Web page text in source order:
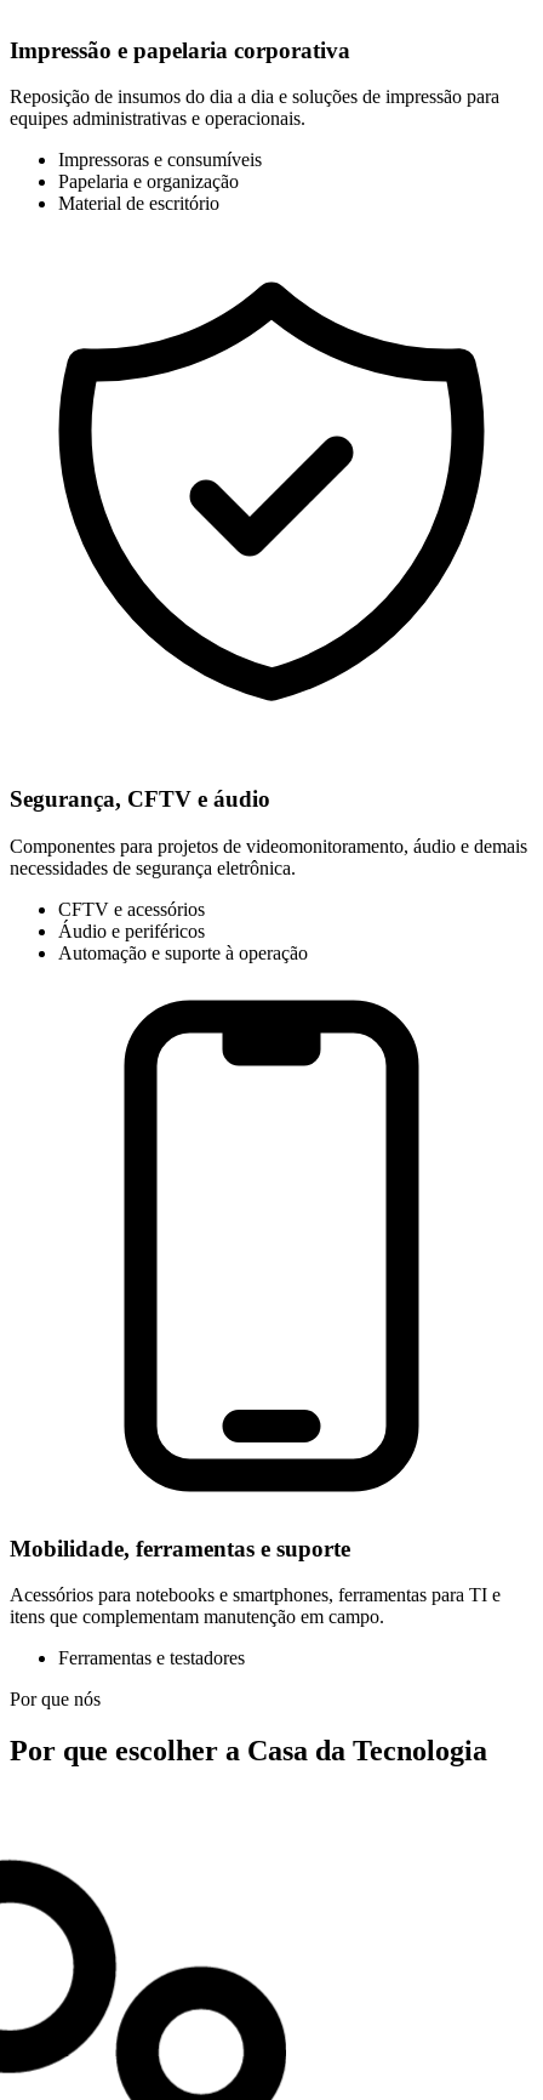
Impressão e papelaria corporativa
Reposição de insumos do dia a dia e soluções de impressão para
equipes administrativas e operacionais.
Impressoras e consumíveis
Papelaria e organização
Material de escritório
Segurança, CFTV e áudio
Componentes para projetos de videomonitoramento, áudio e demais
necessidades de segurança eletrônica.
CFTV e acessórios
Áudio e periféricos
Automação e suporte à operação
Mobilidade, ferramentas e suporte
Acessórios para notebooks e smartphones, ferramentas para TI e
itens que complementam manutenção em campo.
Ferramentas e testadores
Por que nós
Por que escolher a Casa da Tecnologia